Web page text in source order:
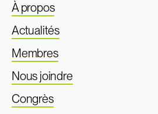
À propos
Actualités
Membres
Nous joindre
Congrès